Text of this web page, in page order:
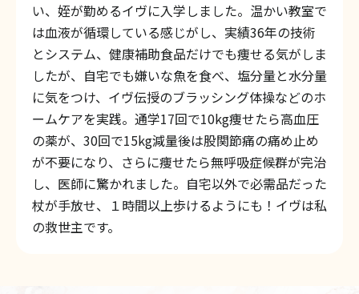
い、姪が勤めるイヴに入学しました。温かい教室で
は血液が循環している感じがし、実績36年の技術
とシステム、健康補助食品だけでも痩せる気がしま
したが、自宅でも嫌いな魚を食べ、塩分量と水分量
に気をつけ、イヴ伝授のブラッシング体操などのホ
ームケアを実践。通学17回で10kg痩せたら高血圧
の薬が、30回で15kg減量後は股関節痛の痛め止め
が不要になり、さらに痩せたら無呼吸症候群が完治
し、医師に驚かれました。自宅以外で必需品だった
杖が手放せ、１時間以上歩けるようにも！イヴは私
の救世主です。